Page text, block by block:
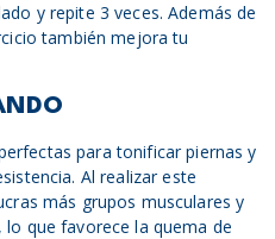
y repite 3 veces. Además de
también mejora tu
para tonificar piernas y
Al realizar este
más grupos musculares y
que favorece la quema de